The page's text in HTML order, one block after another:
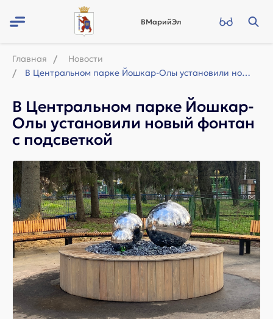
ВМарийЭл
Главная
Новости
В Центральном парке Йошкар-Олы установили новый фонтан с подсветкой
В Центральном парке Йошкар-
Олы установили новый фонтан
с подсветкой